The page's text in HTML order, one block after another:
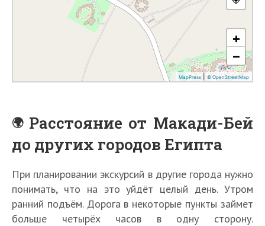
Расстояние от Макади-Бей
до других городов Египта
При планировании экскурсий в другие города нужно
понимать, что на это уйдёт целый день. Утром
ранний подъём. Дорога в некоторые пункты займет
больше четырёх часов в одну сторону.